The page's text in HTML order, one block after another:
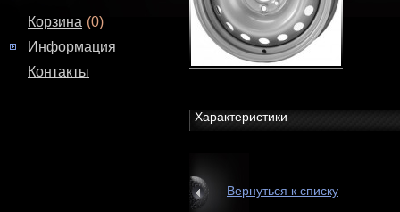
Корзина (0)
Информация
Контакты
Характеристики
Вернуться к списку